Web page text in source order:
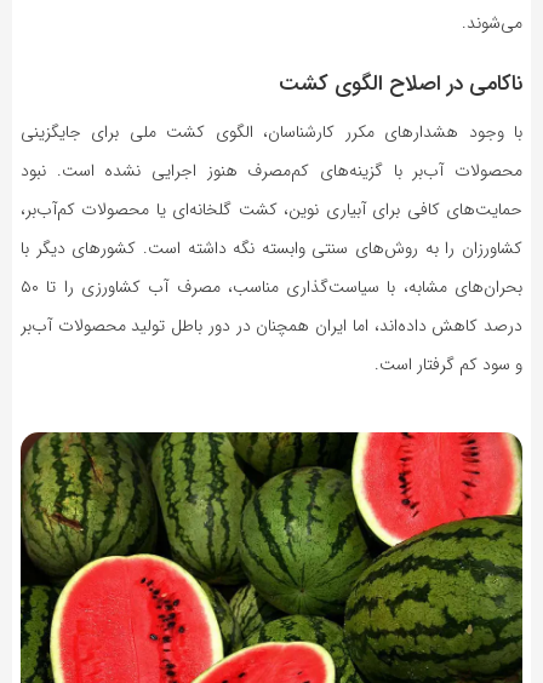
می‌شوند.
ناکامی در اصلاح الگوی کشت
با وجود هشدارهای مکرر کارشناسان، الگوی کشت ملی برای جایگزینی
محصولات آب‌بر با گزینه‌های کم‌مصرف هنوز اجرایی نشده است. نبود
حمایت‌های کافی برای آبیاری نوین، کشت گلخانه‌ای یا محصولات کم‌آب‌بر،
کشاورزان را به روش‌های سنتی وابسته نگه داشته است. کشورهای دیگر با
بحران‌های مشابه، با سیاست‌گذاری مناسب، مصرف آب کشاورزی را تا ۵۰
درصد کاهش داده‌اند، اما ایران همچنان در دور باطل تولید محصولات آب‌بر
و سود کم گرفتار است.